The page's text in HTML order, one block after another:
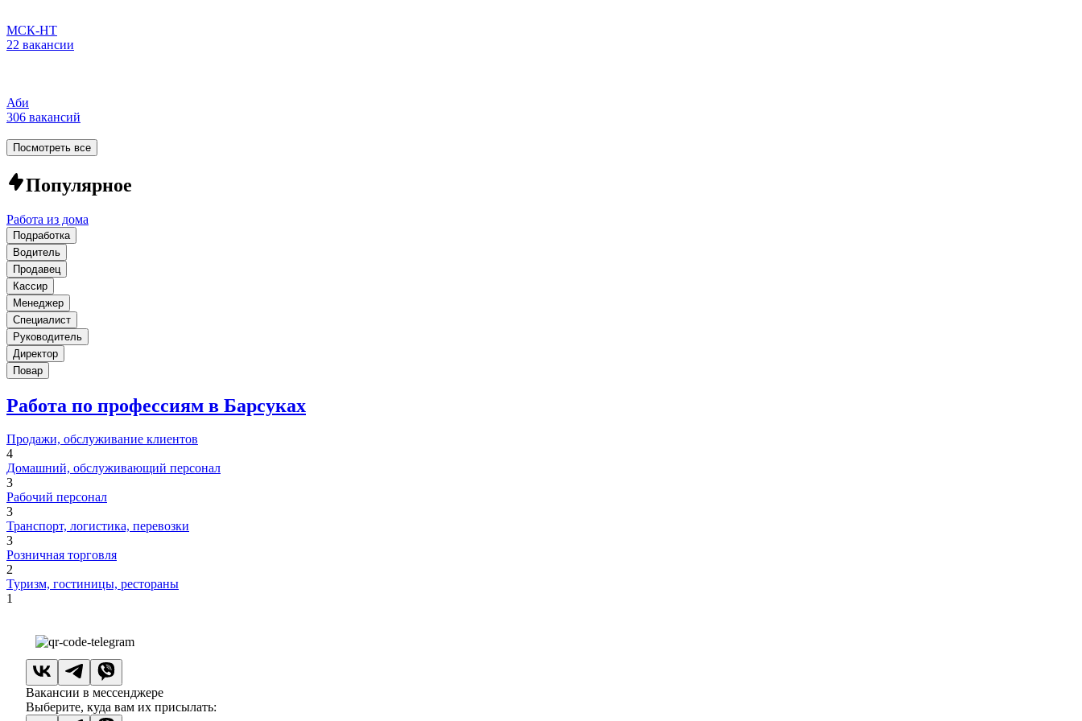
МСК-НТ
22 вакансии
Аби
306 вакансий
Посмотреть все
Популярное
Работа из дома
Подработка
Водитель
Продавец
Кассир
Менеджер
Специалист
Руководитель
Директор
Повар
Работа по профессиям в Барсуках
Продажи, обслуживание клиентов
4
Домашний, обслуживающий персонал
3
Рабочий персонал
3
Транспорт, логистика, перевозки
3
Розничная торговля
2
Туризм, гостиницы, рестораны
1
Вакансии в мессенджере
Выберите, куда вам их присылать: